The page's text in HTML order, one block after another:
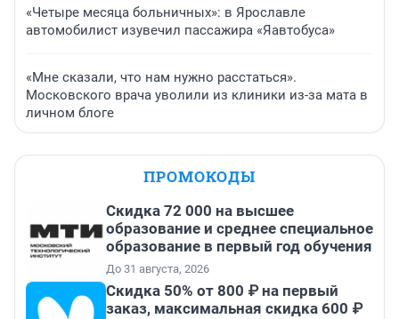
«Четыре месяца больничных»: в Ярославле
автомобилист изувечил пассажира «Яавтобуса»
«Мне сказали, что нам нужно расстаться».
Московского врача уволили из клиники из-за мата в
личном блоге
ПРОМОКОДЫ
Скидка 72 000 на высшее
образование и среднее специальное
образование в первый год обучения
До 31 августа, 2026
Скидка 50% от 800 ₽ на первый
заказ, максимальная скидка 600 ₽